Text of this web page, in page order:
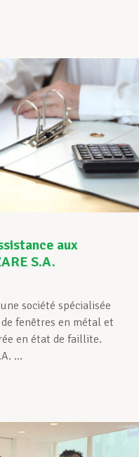
aux
S.A.
société spécialisée
fenêtres en métal et
en état de faillite.
...